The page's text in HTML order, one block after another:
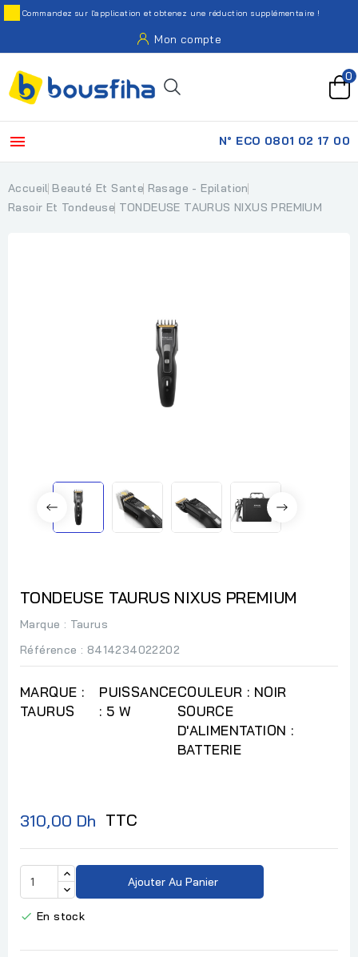
Commandez sur l'application et obtenez une réduction supplémentaire !
Mon compte
0
 N° ECO 0801 02 17 00
Accueil Beauté Et Sante Rasage - Epilation
Rasoir Et Tondeuse TONDEUSE TAURUS NIXUS PREMIUM
TONDEUSE TAURUS NIXUS PREMIUM
Marque : Taurus
Référence : 8414234022202
MARQUE :
TAURUS
PUISSANCE
: 5 W
COULEUR : NOIR
SOURCE
D'ALIMENTATION :
BATTERIE
310,00 Dh TTC
Ajouter Au Panier
 En stock